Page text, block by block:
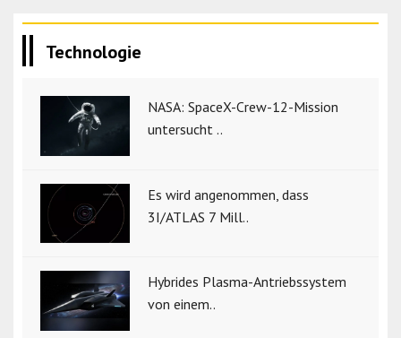
Technologie
NASA: SpaceX-Crew-12-Mission
untersucht ..
Es wird angenommen, dass
3I/ATLAS 7 Mill..
Hybrides Plasma-Antriebssystem
von einem..